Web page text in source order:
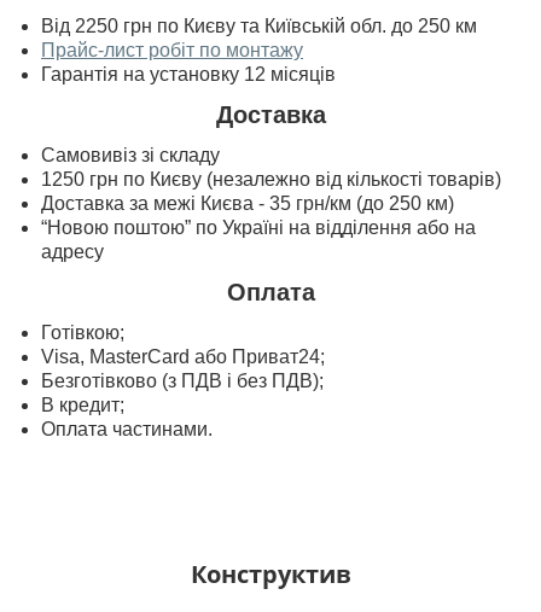
Від 2250 грн по Києву та Київській обл. до 250 км
Прайс-лист робіт по монтажу
Гарантія на установку 12 місяців
Доставка
Самовивіз зі складу
1250 грн по Києву (незалежно від кількості товарів)
Доставка за межі Києва - 35 грн/км (до 250 км)
“Новою поштою” по Україні на відділення або на
адресу
Оплата
Готівкою;
Visa, MasterСard або Приват24;
Безготівково (з ПДВ і без ПДВ);
В кредит;
Оплата частинами.
Конструктив